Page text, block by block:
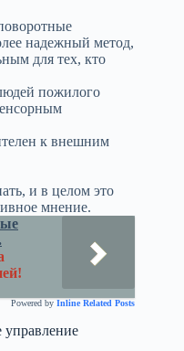
надежный метод,
для тех, кто
пожилого
к внешним
и в целом это
мнение.
Powered by Inline Related Posts
управление